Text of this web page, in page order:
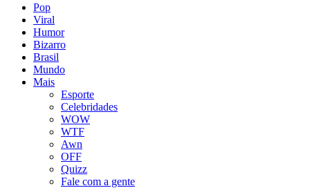
Pop
Viral
Humor
Bizarro
Brasil
Mundo
Mais
Esporte
Celebridades
WOW
WTF
Awn
OFF
Quizz
Fale com a gente